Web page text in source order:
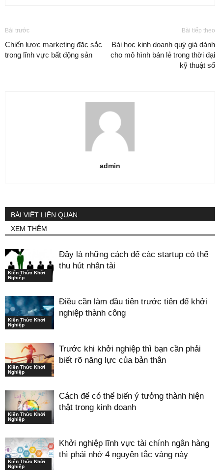
Bài trước
Chiến lược marketing đặc sắc
trong lĩnh vực bất động sản
Bài tiếp theo
Bài học kinh doanh quý giá dành
cho mô hình bán lẻ trong thời đại
kỹ thuật số
admin
BÀI VIẾT LIÊN QUAN
XEM THÊM
Kiến Thức Khởi
Nghiệp
Đây là những cách để các startup có thể
thu hút nhân tài
Kiến Thức Khởi
Nghiệp
Điều cần làm đầu tiên trước tiên để khởi
nghiệp thành công
Kiến Thức Khởi
Nghiệp
Trước khi khởi nghiệp thì bạn cần phải
biết rõ năng lực của bản thân
Kiến Thức Khởi
Nghiệp
Cách để có thể biến ý tưởng thành hiện
thật trong kinh doanh
Kiến Thức Khởi
Nghiệp
Khởi nghiệp lĩnh vực tài chính ngân hàng
thì phải nhớ 4 nguyên tắc vàng này